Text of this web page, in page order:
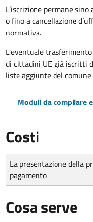
L’iscrizione permane
o fino a cancellazione
normativa.
L'eventuale
di cittadini UE già iscritti
liste aggiunte del
Moduli da compilare
Costi
Tipo di pagamento
Importo
La presentazione della
pagamento
Cosa serve